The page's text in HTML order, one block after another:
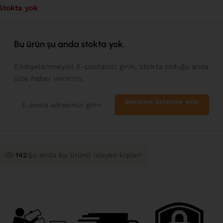
yok
Bu ürün şu anda stokta yok.
Endişelenmeyin! E-postanızı girin, stokta olduğu anda
size haber verelim.
Bekleme listesine ekle
142 Şu anda bu ürünü izleyen kişiler!